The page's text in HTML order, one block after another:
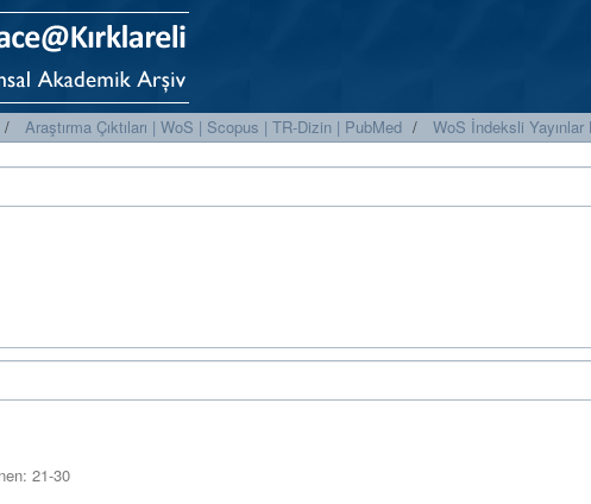
Araştırma Çıktıları | WoS | Scopus | TR-Dizin | PubMed WoS İndeksli
21-30